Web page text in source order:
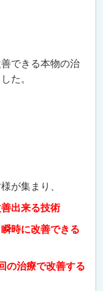
できる本物の治
た。
が集まり、
出来る技術
時に改善できる
の治療で改善する